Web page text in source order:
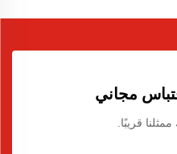
مجاني
قريبًا.